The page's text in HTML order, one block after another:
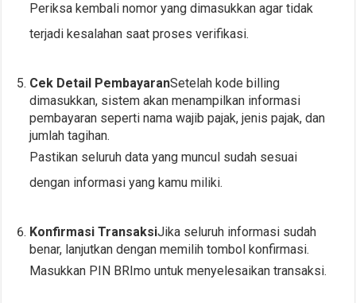
Periksa kembali nomor yang dimasukkan agar tidak
terjadi kesalahan saat proses verifikasi.
Cek Detail PembayaranSetelah kode billing
dimasukkan, sistem akan menampilkan informasi
pembayaran seperti nama wajib pajak, jenis pajak, dan
jumlah tagihan.
Pastikan seluruh data yang muncul sudah sesuai
dengan informasi yang kamu miliki.
Konfirmasi TransaksiJika seluruh informasi sudah
benar, lanjutkan dengan memilih tombol konfirmasi.
Masukkan PIN BRImo untuk menyelesaikan transaksi.